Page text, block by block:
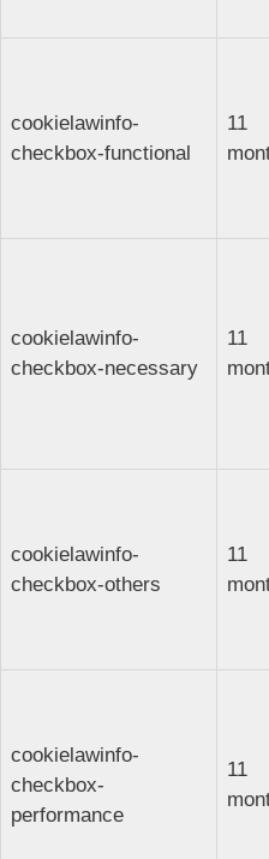
cookielawinfo-
checkbox-functional
11
cookielawinfo-
checkbox-necessary
11
cookielawinfo-
checkbox-others
11
cookielawinfo-
checkbox-
performance
11